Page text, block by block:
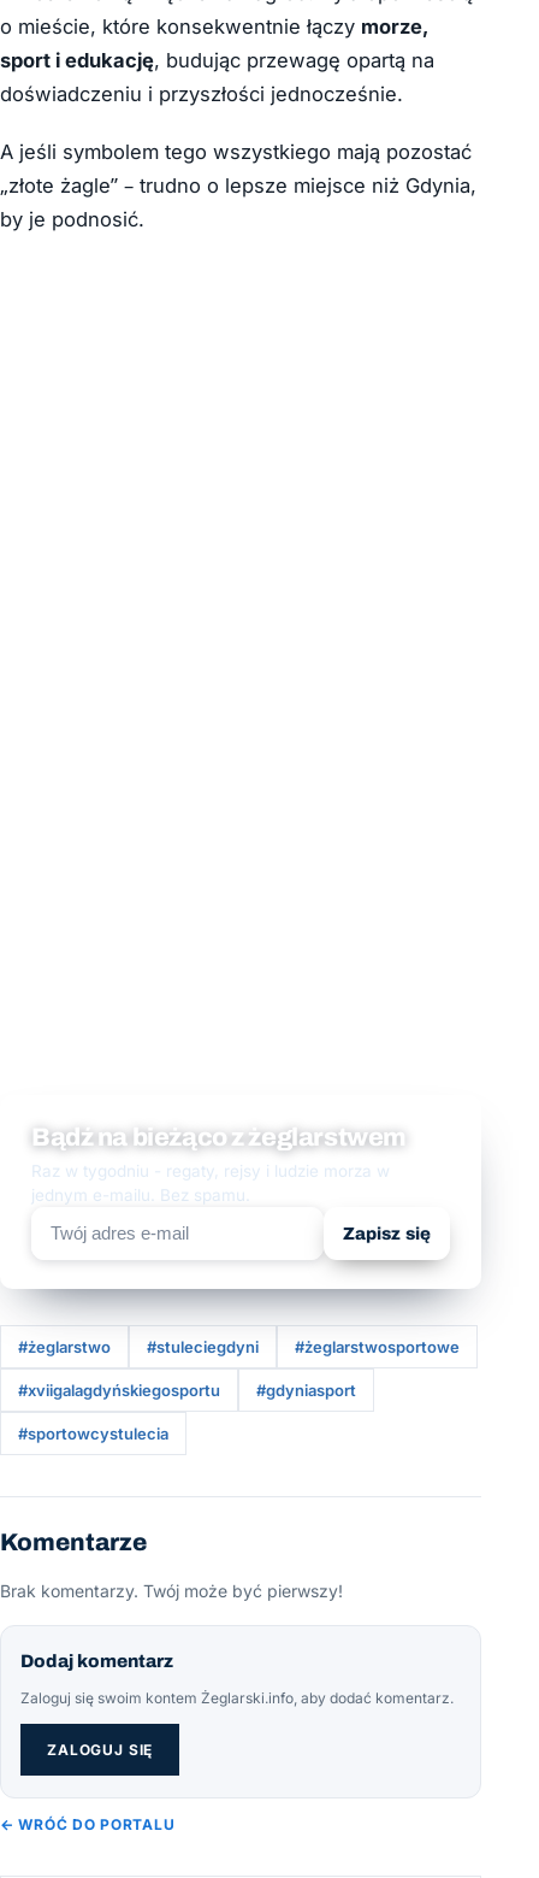
o mieście, które konsekwentnie łączy morze,
sport i edukację, budując przewagę opartą na
doświadczeniu i przyszłości jednocześnie.
A jeśli symbolem tego wszystkiego mają pozostać
„złote żagle” – trudno o lepsze miejsce niż Gdynia,
by je podnosić.
Bądź na bieżąco z żeglarstwem
Raz w tygodniu - regaty, rejsy i ludzie morza w
jednym e-mailu. Bez spamu.
Zapisz się
#żeglarstwo #stuleciegdyni #żeglarstwosportowe
#xviigalagdyńskiegosportu #gdyniasport
#sportowcystulecia
Komentarze
Brak komentarzy. Twój może być pierwszy!
Dodaj komentarz
Zaloguj się swoim kontem Żeglarski.info, aby dodać komentarz.
ZALOGUJ SIĘ
← WRÓĆ DO PORTALU